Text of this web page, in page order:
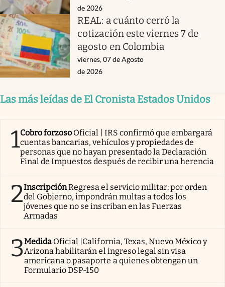
de 2026
REAL: a cuánto cerró la
cotización este viernes 7 de
agosto en Colombia
viernes, 07 de Agosto
de 2026
Las más leídas de El Cronista Estados Unidos
1Cobro forzoso Oficial | IRS confirmó que embargará
cuentas bancarias, vehículos y propiedades de
personas que no hayan presentado la Declaración
Final de Impuestos después de recibir una herencia
2InscripciónRegresa el servicio militar: por orden
del Gobierno, impondrán multas a todos los
jóvenes que no se inscriban en las Fuerzas
Armadas
3Medida Oficial |California, Texas, Nuevo México y
Arizona habilitarán el ingreso legal sin visa
americana o pasaporte a quienes obtengan un
Formulario DSP-150